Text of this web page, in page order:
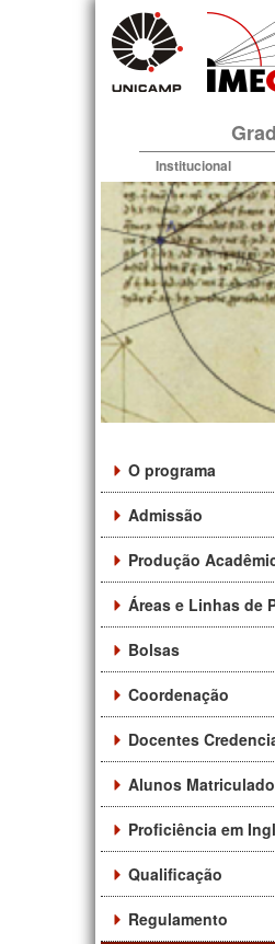
Institucional
O programa
Admissão
Produção
Áreas e Linhas de
Bolsas
Coordenação
Docentes
Alunos
Proficiência em
Qualificação
Regulamento